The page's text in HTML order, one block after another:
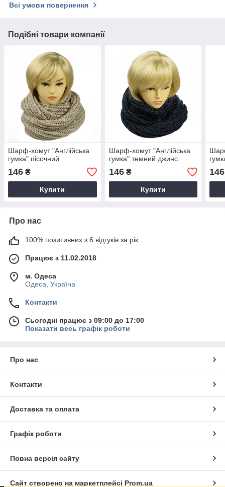
Всі умови повернення
Подібні товари компанії
Шарф-хомут "Англійська
гумка" пісочний
146 ₴
Купити
Шарф-хомут "Англійська
гумка" темний джинс
146₴
Купити
146
Про нас
100% позитивних з 6 відгуків за рік
Працює з 11.02.2018
м. Одеса
Одеса, Україна
Контакти
Сьогодні працює з 09:00 до 17:00
Показати весь графік роботи
Про нас
Контакти
Доставка та оплата
Графік роботи
Повна версія сайту
Сайт створено на маркетплейсі Prom.ua